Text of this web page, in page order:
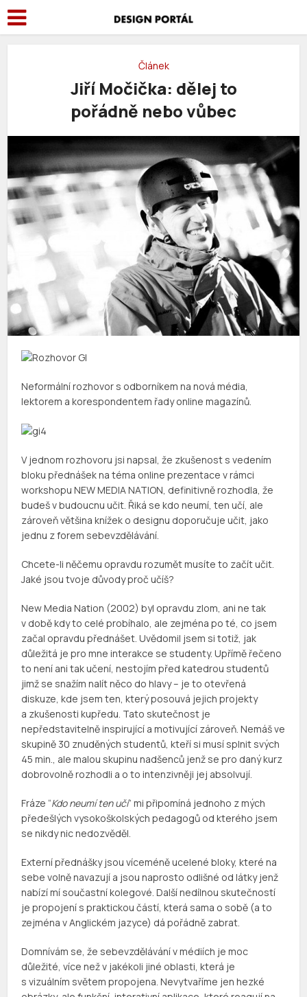
Článek
Jiří Močička: dělej to
pořádně nebo vůbec
Neformální rozhovor s odborníkem na nová média,
lektorem a korespondentem řady online magazínů.
V jednom rozhovoru jsi napsal, že zkušenost s vedením
bloku přednášek na téma online prezentace v rámci
workshopu NEW MEDIA NATION, definitivně rozhodla, že
budeš v budoucnu učit. Řiká se kdo neumí, ten učí, ale
zároveň většina knížek o designu doporučuje učit, jako
jednu z forem sebevzdělávání.
Chcete-li něčemu opravdu rozumět musíte to začít učit.
Jaké jsou tvoje důvody proč učíš?
New Media Nation (2002) byl opravdu zlom, ani ne tak
v době kdy to celé probíhalo, ale zejména po té, co jsem
začal opravdu přednášet. Uvědomil jsem si totiž, jak
důležitá je pro mne interakce se studenty. Upřímě řečeno
to není ani tak učení, nestojím před katedrou studentů
jimž se snažím nalít něco do hlavy – je to otevřená
diskuze, kde jsem ten, který posouvá jejich projekty
a zkušenosti kupředu. Tato skutečnost je
nepředstavitelně inspirující a motivující zároveň. Nemáš ve
skupině 30 znuděných studentů, kteří si musí splnit svých
45 min., ale malou skupinu nadšenců jenž se pro daný kurz
dobrovolně rozhodli a o to intenzivněji jej absolvují.
Fráze “Kdo neumí ten učí” mi připomíná jednoho z mých
předešlých vysokoškolských pedagogů od kterého jsem
se nikdy nic nedozvěděl.
Externí přednášky jsou víceméně ucelené bloky, které na
sebe volně navazují a jsou naprosto odlišné od látky jenž
nabízí mí součastní kolegové. Další nedílnou skutečností
je propojení s praktickou částí, která sama o sobě (a to
zejména v Anglickém jazyce) dá pořádně zabrat.
Domnívám se, že sebevzdělávání v médiích je moc
důležité, více než v jakékoli jiné oblasti, která je
s vizuálním světem propojena. Nevytvaříme jen hezké